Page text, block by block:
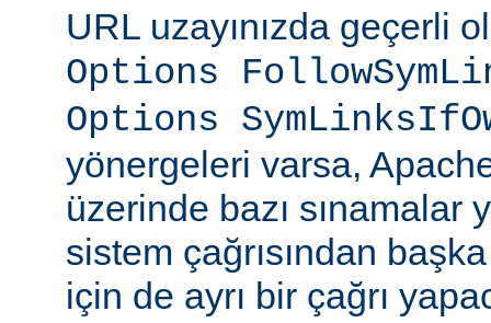
URL uzayınızda geçerli
Options
Options
yönergeleri varsa,
üzerinde bazı sınamalar
sistem çağrısından
için de ayrı bir çağrı